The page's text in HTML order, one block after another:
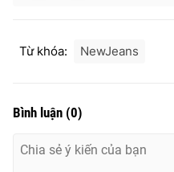
Từ khóa: NewJeans
Bình luận (0)